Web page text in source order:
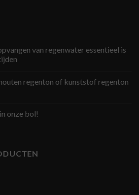
van regenwater essentieel is
regenton of kunststof regenton
onze bol!